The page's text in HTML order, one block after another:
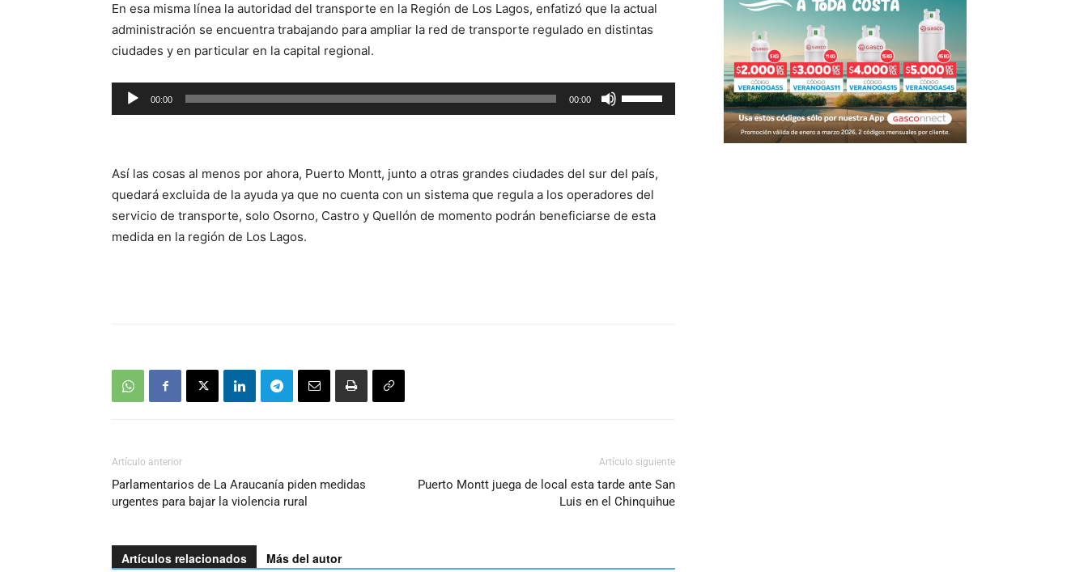
flecha
arriba/abajo
aumentar
o
En esa misma línea la autoridad del transporte en la Región de Los Lagos, enfatizó que la actual
administración se encuentra trabajando para ampliar la red de transporte regulado en distintas
ciudades y en particular en la capital regional.
Reproductor
de
00:00 00:00
las
flecha
arriba/abajo
para
Así las cosas al menos por ahora, Puerto Montt, junto a otras grandes ciudades del sur del país,
quedará excluida de la ayuda ya que no cuenta con un sistema que regula a los operadores del
servicio de transporte, solo Osorno, Castro y Quellón de momento podrán beneficiarse de esta
medida en la región de Los Lagos.
Artículo anterior
Parlamentarios de La Araucanía piden medidas
urgentes para bajar la violencia rural
Artículo siguiente
Puerto Montt juega de local esta tarde ante San
Luis en el Chinquihue
Artículos relacionados Más del autor